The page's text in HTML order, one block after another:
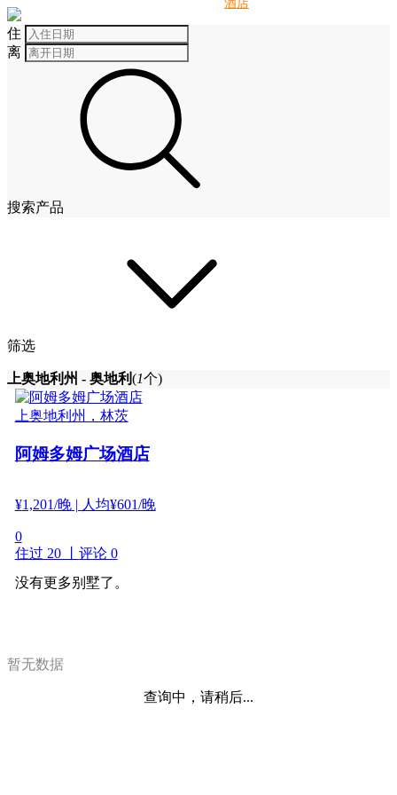
住
离
搜索产品
筛选
上奥地利州 - 奥地利(1个)
上奥地利州，林茨
阿姆多姆广场酒店
¥1,201/晚| 人均¥601/晚
0
住过 20 丨 评论 0
没有更多别墅了。
暂无数据
查询中，请稍后...